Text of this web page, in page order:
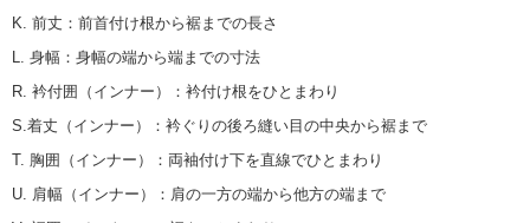
K. 前丈 ： 前首付け根から裾までの長さ
L. 身幅 ： 身幅の端から端までの寸法
R. 衿付囲（インナー）
： 衿付け根をひとまわり
S.着丈（インナー）
： 衿ぐりの後ろ縫い目の中央から裾まで
T. 胸囲（インナー）
： 両袖付け下を直線でひとまわり
U. 肩幅（インナー）
： 肩の一方の端から他方の端まで